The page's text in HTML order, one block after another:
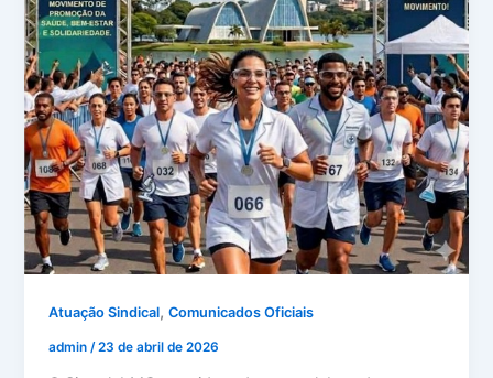
Atuação Sindical,Comunicados Oficiais
admin/23 de abril de 2026